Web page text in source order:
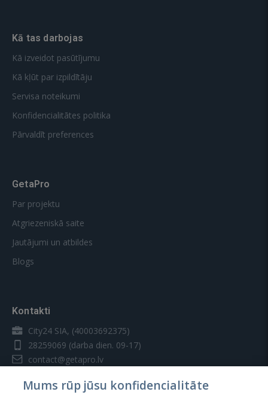
Kā tas darbojas
Kā izveidot pasūtījumu
Kā kļūt par izpildītāju
Servisa noteikumi
Konfidencialitātes politika
Pārvaldīt preferences
GetaPro
Par projektu
Atgriezeniskā saite
Jautājumi un atbildes
Blogs
Kontakti
City24 SIA, (40003692375)
28259069 (darba dien. 09-17)
contact@getapro.lv
Mums rūp jūsu konfidencialitāte